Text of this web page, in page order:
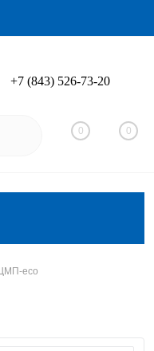
Вход
+7 (843) 526-73-20
0 0
eco